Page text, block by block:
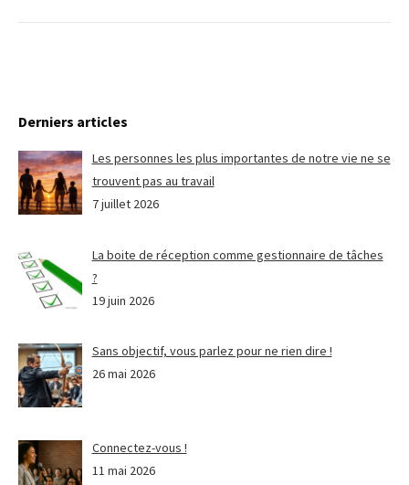
Derniers articles
Les personnes les plus importantes de notre vie ne se
trouvent pas au travail
7 juillet 2026
La boite de réception comme gestionnaire de tâches
?
19 juin 2026
Sans objectif, vous parlez pour ne rien dire !
26 mai 2026
Connectez-vous !
11 mai 2026